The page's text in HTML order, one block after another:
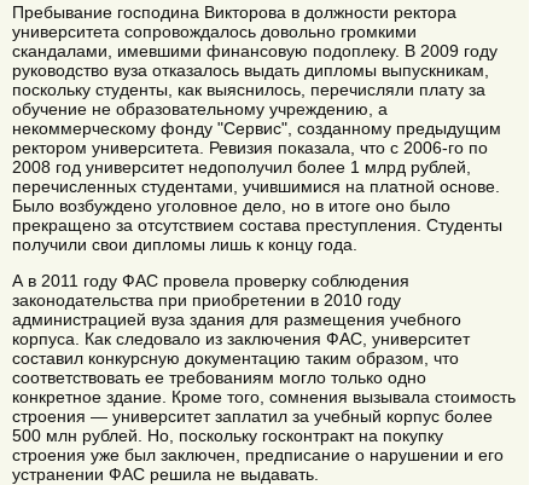
Пребывание господина Викторова в должности ректора
университета сопровождалось довольно громкими
скандалами, имевшими финансовую подоплеку. В 2009 году
руководство вуза отказалось выдать дипломы выпускникам,
поскольку студенты, как выяснилось, перечисляли плату за
обучение не образовательному учреждению, а
некоммерческому фонду "Сервис", созданному предыдущим
ректором университета. Ревизия показала, что с 2006-го по
2008 год университет недополучил более 1 млрд рублей,
перечисленных студентами, учившимися на платной основе.
Было возбуждено уголовное дело, но в итоге оно было
прекращено за отсутствием состава преступления. Студенты
получили свои дипломы лишь к концу года.
А в 2011 году ФАС провела проверку соблюдения
законодательства при приобретении в 2010 году
администрацией вуза здания для размещения учебного
корпуса. Как следовало из заключения ФАС, университет
составил конкурсную документацию таким образом, что
соответствовать ее требованиям могло только одно
конкретное здание. Кроме того, сомнения вызывала стоимость
строения — университет заплатил за учебный корпус более
500 млн рублей. Но, поскольку госконтракт на покупку
строения уже был заключен, предписание о нарушении и его
устранении ФАС решила не выдавать.